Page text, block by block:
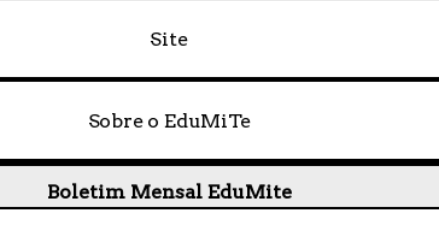
Site
Sobre o EduMiTe
Boletim Mensal EduMite